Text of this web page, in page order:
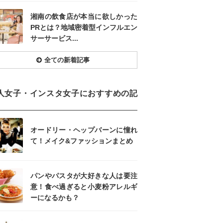
湘南の飲食店が本当に欲しかった
PRとは？地域密着型インフルエン
サーサービス...
全ての新着記事
女子・インスタ女子におすすめの記
オードリー・ヘップバーンに憧れ
て！メイク&ファッションまとめ
パンやパスタが大好きな人は要注
意！食べ過ぎると小麦粉アレルギ
ーになるかも？